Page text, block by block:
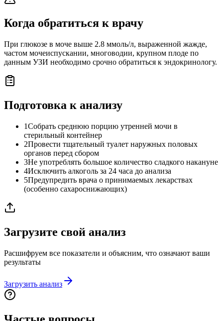
Когда обратиться к врачу
При глюкозе в моче выше 2.8 ммоль/л, выраженной жажде,
частом мочеиспускании, многоводии, крупном плоде по
данным УЗИ необходимо срочно обратиться к эндокринологу.
Подготовка к анализу
1Собрать среднюю порцию утренней мочи в
стерильный контейнер
2Провести тщательный туалет наружных половых
органов перед сбором
3Не употреблять большое количество сладкого накануне
4Исключить алкоголь за 24 часа до анализа
5Предупредить врача о принимаемых лекарствах
(особенно сахароснижающих)
Загрузите свой анализ
Расшифруем все показатели и объясним, что означают ваши
результаты
Загрузить анализ